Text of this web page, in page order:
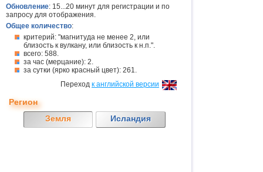
Обновление: 15...20 минут для регистрации и по
запросу для отображения.
Общее количество:
критерий: "магнитуда не менее 2, или
близость к вулкану, или близость к н.п.".
всего: 588.
за час (мерцание): 2.
за сутки (ярко красный цвет): 261.
Переход к английской версии
Регион
Земля
Исландия